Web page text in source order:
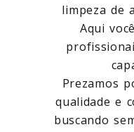
limpeza de
Aqui
Prezamos
qualidade e
buscando